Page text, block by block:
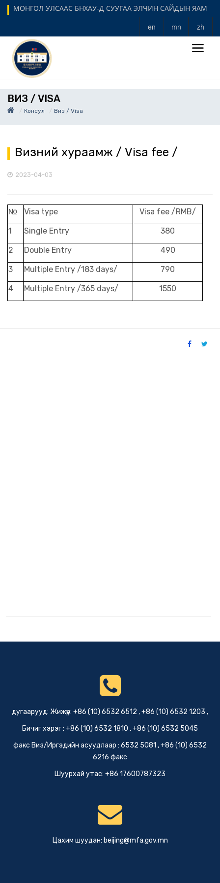
МОНГОЛ УЛСААС БНХАУ-Д СУУГАА ЭЛЧИН САЙДЫН ЯАМ
en mn zh
ВИЗ / VISA
Консул Виз / Visa
Визний хураамж / Visa fee /
2023-04-03
№ Visa type Visa fee /RMB/
1 Single Entry 380
2 Double Entry 490
3 Multiple Entry /183 days/ 790
4 Multiple Entry /365 days/ 1550
дугаарууд: Жижүүр: +86 (10) 6532 6512 , +86 (10) 6532 1203 ,
Бичиг хэрэг : +86 (10) 6532 1810 , +86 (10) 6532 5045
факс Виз/Иргэдийн асуудлаар : 6532 5081 , +86 (10) 6532
6216 факс
Шуурхай утас: +86 17600787323
Цахим шуудан: beijing@mfa.gov.mn